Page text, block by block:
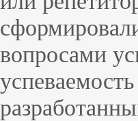
вопросами